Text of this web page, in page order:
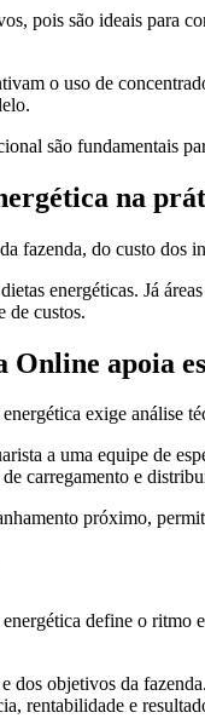
pois são ideais
o uso de
são fundamentais
na
fazenda, do custo
energéticas. Já
de custos.
apoia
exige análise
a uma equipe de
carregamento e
próximo,
define o
objetivos da
rentabilidade e